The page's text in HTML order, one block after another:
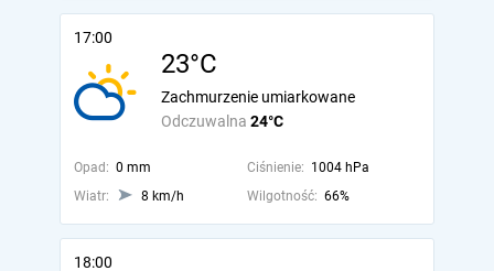
17:00
23°C
Odczuwalna 24°C
Zachmurzenie umiarkowane
Opad: 0 mm Ciśnienie: 1004 hPa
Wiatr:
8 km/h Wilgotność: 66%
18:00